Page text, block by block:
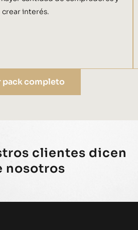
crear interés.
pack completo
clientes dicen
nosotros